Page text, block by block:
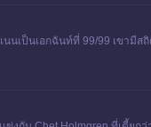
นเป็นเอกฉันท์ที่ 99/99 เขามีส